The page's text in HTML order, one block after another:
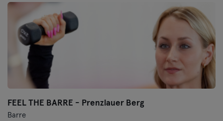
FEEL THE BARRE - Prenzlauer Berg
Barre